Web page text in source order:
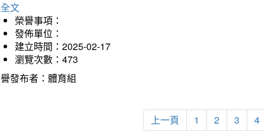
文
榮譽事項：
發佈單位：
建立時間：2025-02-17
瀏覽次數：473
發布者：體育組
上一頁 1 2 3 4